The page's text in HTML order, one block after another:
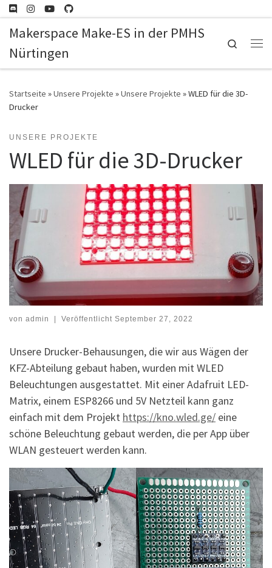
Zum Inhalt springen
Makerspace Make-ES in der PMHS
Nürtingen
Search
Startseite »Unsere Projekte »Unsere Projekte »WLED für die 3D-
Drucker
UNSERE PROJEKTE
WLED für die 3D-Drucker
von admin | Veröffentlicht September 27, 2022
Unsere Drucker-Behausungen, die wir aus Wägen der
KFZ-Abteilung gebaut haben, wurden mit WLED
Beleuchtungen ausgestattet. Mit einer Adafruit LED-
Matrix, einem ESP8266 und 5V Netzteil kann ganz
einfach mit dem Projekt https://kno.wled.ge/ eine
schöne Beleuchtung gebaut werden, die per App über
WLAN gesteuert werden kann.